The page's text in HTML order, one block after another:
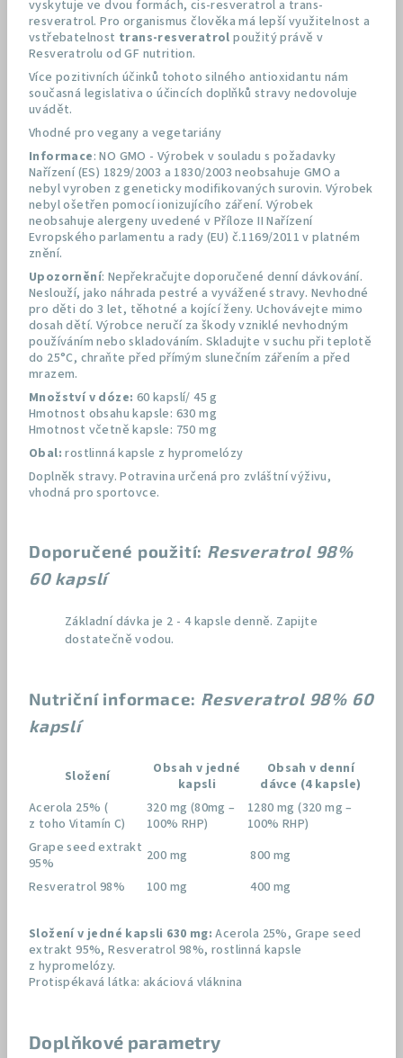
vyskytuje ve dvou formách, cis-resveratrol a trans-
resveratrol. Pro organismus člověka má lepší využitelnost a
vstřebatelnost trans-resveratrol použitý právě v
Resveratrolu od GF nutrition.
Více pozitivních účinků tohoto silného antioxidantu nám
současná legislativa o účincích doplňků stravy nedovoluje
uvádět.
Vhodné pro vegany a vegetariány
Informace: NO GMO - Výrobek v souladu s požadavky
Nařízení (ES) 1829/2003 a 1830/2003 neobsahuje GMO a
nebyl vyroben z geneticky modifikovaných surovin. Výrobek
nebyl ošetřen pomocí ionizujícího záření. Výrobek
neobsahuje alergeny uvedené v Příloze II Nařízení
Evropského parlamentu a rady (EU) č.1169/2011 v platném
znění.
Upozornění: Nepřekračujte doporučené denní dávkování.
Neslouží, jako náhrada pestré a vyvážené stravy. Nevhodné
pro děti do 3 let, těhotné a kojící ženy. Uchovávejte mimo
dosah dětí. Výrobce neručí za škody vzniklé nevhodným
používáním nebo skladováním. Skladujte v suchu při teplotě
do 25°C, chraňte před přímým slunečním zářením a před
mrazem.
Množství v dóze: 60 kapslí/ 45 g
Hmotnost obsahu kapsle: 630 mg
Hmotnost včetně kapsle: 750 mg
Obal: rostlinná kapsle z hypromelózy
Doplněk stravy. Potravina určená pro zvláštní výživu,
vhodná pro sportovce.
Doporučené použití: Resveratrol 98%
60 kapslí
Základní dávka je 2 - 4 kapsle denně. Zapijte
dostatečně vodou.
Nutriční informace: Resveratrol 98% 60
kapslí
Složení
Obsah v jedné
kapsli
Obsah v denní
dávce (4 kapsle)
Acerola 25% (
z toho Vitamín C)
320 mg (80mg –
100% RHP)
1280 mg (320 mg –
100% RHP)
Grape seed extrakt
95%
200 mg
800 mg
Resveratrol 98%
100 mg 400 mg
Složení v jedné kapsli 630 mg:Acerola 25%, Grape seed
extrakt 95%, Resveratrol 98%, rostlinná kapsle
z hypromelózy.
Protispékavá látka: akáciová vláknina
Doplňkové parametry